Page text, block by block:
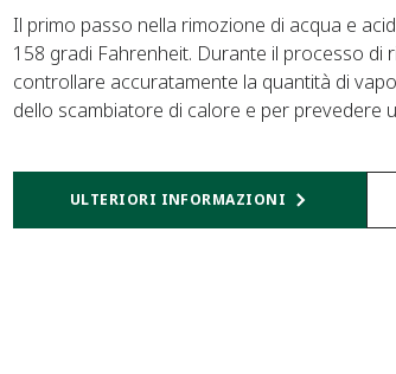
Il primo passo nella rimozione di acqua e
158 gradi Fahrenheit. Durante il processo
controllare accuratamente la quantità di
dello scambiatore di calore e per prevedere
ULTERIORI INFORMAZIONI